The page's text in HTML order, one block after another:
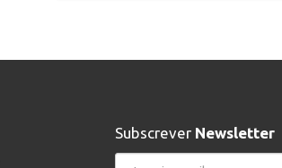
Subscrever Newsletter